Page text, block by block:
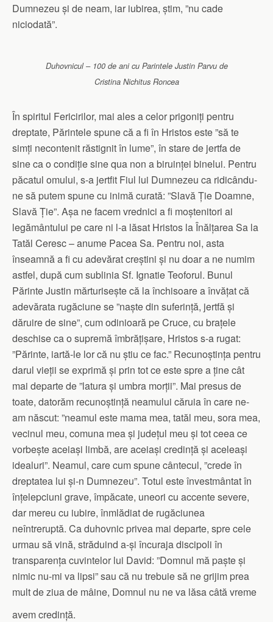
Dumnezeu și de neam, iar iubirea, știm, ”nu cade
niciodată”.
Duhovnicul – 100 de ani cu Parintele Justin Parvu de
Cristina Nichitus Roncea
În spiritul Fericirilor, mai ales a celor prigoniți pentru
dreptate, Părintele spune că a fi în Hristos este ”să te
simți necontenit răstignit în lume”, în stare de jertfa de
sine ca o condiție sine qua non a biruinței binelui. Pentru
păcatul omului, s-a jertfit Fiul lui Dumnezeu ca ridicându-
ne să putem spune cu inimă curată: ”Slavă Ție Doamne,
Slavă Ție”. Așa ne facem vrednici a fi moștenitori ai
legământului pe care ni l-a lăsat Hristos la Înălțarea Sa la
Tatăl Ceresc – anume Pacea Sa. Pentru noi, asta
înseamnă a fi cu adevărat creștini și nu doar a ne numim
astfel, după cum sublinia Sf. Ignatie Teoforul. Bunul
Părinte Justin mărturisește că la închisoare a învățat că
adevărata rugăciune se ”naște din suferință, jertfă și
dăruire de sine”, cum odinioară pe Cruce, cu brațele
deschise ca o supremă îmbrățișare, Hristos s-a rugat:
”Părinte, iartă-le lor că nu știu ce fac.” Recunoștința pentru
darul vieții se exprimă și prin tot ce este spre a ține cât
mai departe de ”latura și umbra morții”. Mai presus de
toate, datorăm recunoștință neamului căruia în care ne-
am născut: ”neamul este mama mea, tatăl meu, sora mea,
vecinul meu, comuna mea și județul meu și tot ceea ce
vorbește aceiași limbă, are aceiași credință și aceleași
idealuri”. Neamul, care cum spune cântecul, ”crede în
dreptatea lui și-n Dumnezeu”. Totul este învestmântat în
înțelepciuni grave, împăcate, uneori cu accente severe,
dar mereu cu iubire, înmlădiat de rugăciunea
neîntreruptă. Ca duhovnic privea mai departe, spre cele
urmau să vină, străduind a-și încuraja discipoli în
transparența cuvintelor lui David: ”Domnul mă paște și
nimic nu-mi va lipsi” sau că nu trebuie să ne grijim prea
mult de ziua de mâine, Domnul nu ne va lăsa câtă vreme
avem credință.